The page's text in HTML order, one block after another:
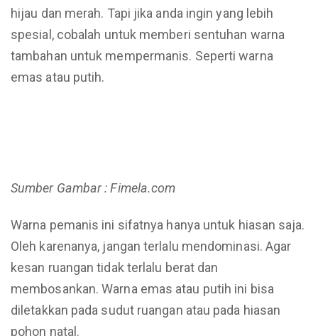
hijau dan merah. Tapi jika anda ingin yang lebih
spesial, cobalah untuk memberi sentuhan warna
tambahan untuk mempermanis. Seperti warna
emas atau putih.
Sumber Gambar : Fimela.com
Warna pemanis ini sifatnya hanya untuk hiasan saja.
Oleh karenanya, jangan terlalu mendominasi. Agar
kesan ruangan tidak terlalu berat dan
membosankan. Warna emas atau putih ini bisa
diletakkan pada sudut ruangan atau pada hiasan
pohon natal.